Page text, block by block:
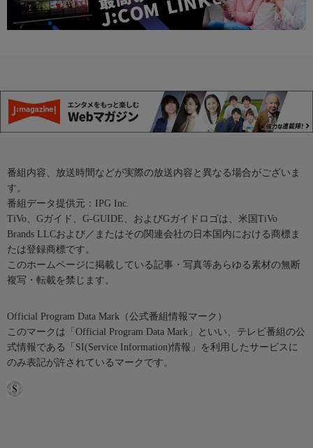
番組内容、放送時間などが実際の放送内容と異なる場合がございま
す。
番組データ提供元：IPG Inc.
TiVo、Gガイド、G-GUIDE、およびGガイドロゴは、米国TiVo
Brands LLCおよび／またはその関連会社の日本国内における商標ま
たは登録商標です。
このホームページに掲載している記事・写真等あらゆる素材の無断
複写・転載を禁じます。
Official Program Data Mark（公式番組情報マーク）
このマークは「Official Program Data Mark」といい、テレビ番組の公
式情報である「SI(Service Information)情報」を利用したサービスに
のみ表記が許されているマークです。